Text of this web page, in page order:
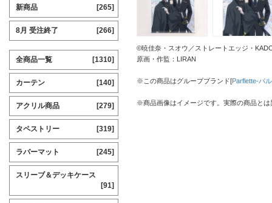
©暁佳奈・スオウ／ストレートエッジ・
原画・作監：LIRAN
※この商品はグループブランド[Parflette-パ
※商品画像はイメージです。実際の商品と
新商品 [265]
8月 受注終了 [266]
全商品一覧 [1310]
カーテン [140]
アクリル商品 [279]
タペストリー [319]
ラバーマット [245]
スリーブ＆デッキケース
[91]